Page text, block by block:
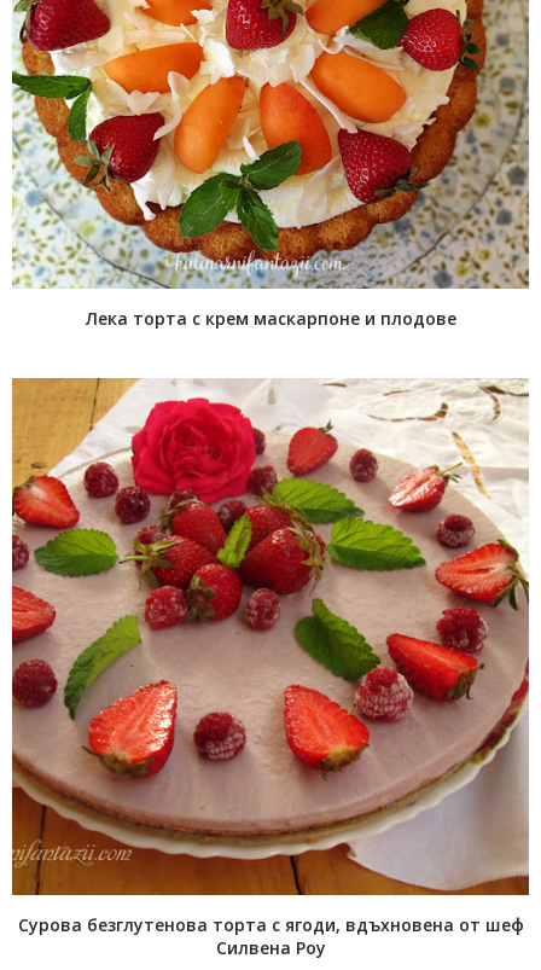
Лека торта с крем маскарпоне и плодове
Сурова безглутенова торта с ягоди, вдъхновена от шеф
Силвена Роу